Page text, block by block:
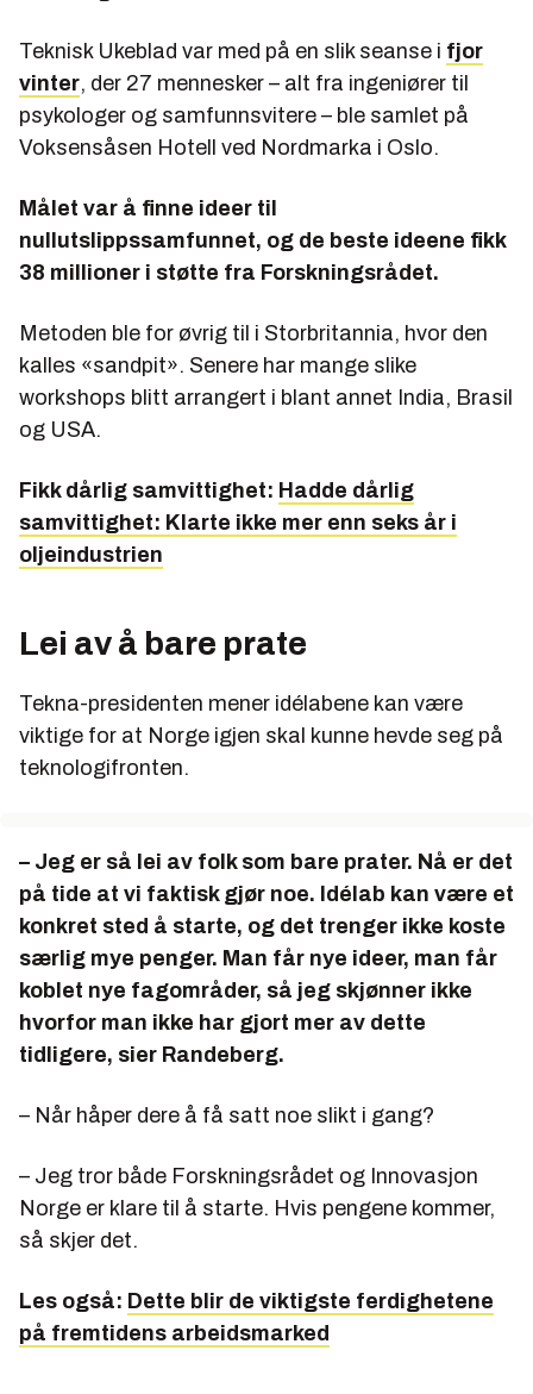
Teknisk Ukeblad var med på en slik seanse i fjor
vinter, der 27 mennesker – alt fra ingeniører til
psykologer og samfunnsvitere – ble samlet på
Voksensåsen Hotell ved Nordmarka i Oslo.
Målet var å finne ideer til
nullutslippssamfunnet, og de beste ideene fikk
38 millioner i støtte fra Forskningsrådet.
Metoden ble for øvrig til i Storbritannia, hvor den
kalles «sandpit». Senere har mange slike
workshops blitt arrangert i blant annet India, Brasil
og USA.
Fikk dårlig samvittighet: Hadde dårlig
samvittighet: Klarte ikke mer enn seks år i
oljeindustrien
Lei av å bare prate
Tekna-presidenten mener idélabene kan være
viktige for at Norge igjen skal kunne hevde seg på
teknologifronten.
– Jeg er så lei av folk som bare prater. Nå er det
på tide at vi faktisk gjør noe. Idélab kan være et
konkret sted å starte, og det trenger ikke koste
særlig mye penger. Man får nye ideer, man får
koblet nye fagområder, så jeg skjønner ikke
hvorfor man ikke har gjort mer av dette
tidligere, sier Randeberg.
– Når håper dere å få satt noe slikt i gang?
– Jeg tror både Forskningsrådet og Innovasjon
Norge er klare til å starte. Hvis pengene kommer,
så skjer det.
Les også: Dette blir de viktigste ferdighetene
på fremtidens arbeidsmarked